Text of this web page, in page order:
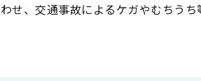
せ、交通事故によるケガやむちうち